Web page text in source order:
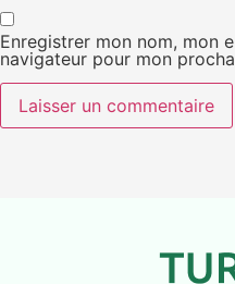
Enregistrer mon nom, mon
navigateur pour mon